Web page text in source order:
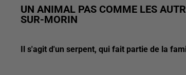
UN ANIMAL PAS COMME LES
SUR-MORIN
Il s'agit d'un serpent, qui fait partie de la